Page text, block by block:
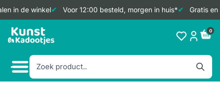
in de winkel Voor 12:00 besteld, morgen in huis* Gratis
Doorgaan
naar
0